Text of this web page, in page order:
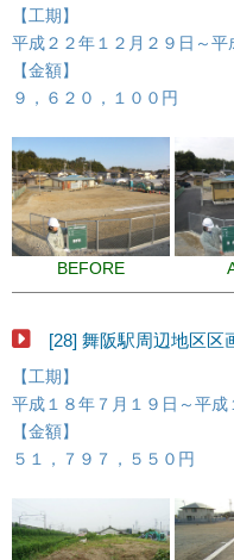
【工期】
平成２２年１２月２９日～平
【金額】
９，６２０，１００円
BEFORE
[28] 舞阪駅周辺地区区
【工期】
平成１８年７月１９日～平成
【金額】
５１，７９７，５５０円